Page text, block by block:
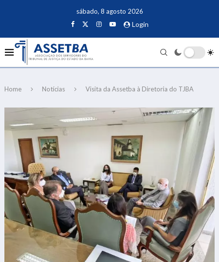
sábado, 8 agosto 2026
Login
Home Notícias Visita da Assetba à Diretoria do TJBA